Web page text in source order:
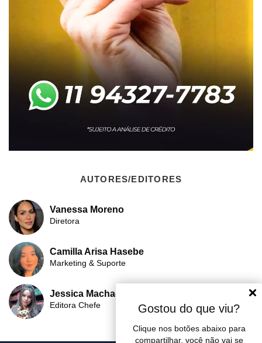
AUTORES/EDITORES
Vanessa Moreno
Diretora
Camilla Arisa Hasebe
Marketing & Suporte
Jessica Machado
Editora Chefe Gostou do que viu?
Clique nos botões abaixo para
compartilhar, você não vai se